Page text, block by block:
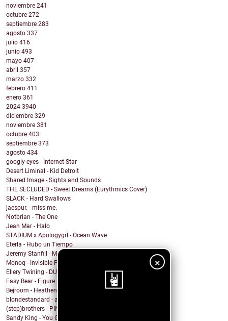
×
noviembre 241
octubre 272
septiembre 283
agosto 337
julio 416
junio 493
mayo 407
abril 357
marzo 332
febrero 411
enero 361
2024 3940
diciembre 329
noviembre 381
octubre 403
septiembre 373
agosto 434
googly eyes - Internet Star
Desert Liminal - Kid Detroit
Shared Image - Sights and Sounds
THE SECLUDED - Sweet Dreams (Eurythmics Cover)
SLACK - Hard Swallows
jaespur. - miss me.
Notbrian - The One
Jean Mar - Halo
STADIUM x Apologygrl - Ocean Wave
Eterla - Hubo un Tiempo
Jeremy Stanfill - Moving Day
Monoq - Invisible Finish Line
Ellery Twining - DUSTY SPRINGFIELD'S RECORD COLLEC...
Easy Bear - Figure It Out
Bejroom - Heathens
blondestandard - arms of another
(step)brothers - PINOT NOIR
Sandy King - You Got Me Mixed Up With That Bottle